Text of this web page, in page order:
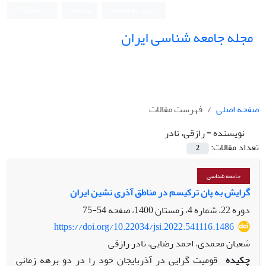
مجله جامعه شناسی ایران
صفحه اصلی
فهرست مقالات
نویسنده =رازقی، نادر
تعداد مقالات:
2
جامعه شناسی
گرایش به پان ترکیسم در مناطق آذری نشین ایران
دوره 22، شماره 4، زمستان 1400، صفحه
54-75
https://doi.org/10.22034/jsi.2022.541116.1486
شعبان محمدی، احمد رضایی، نادر رازقی
چکیده قومیت گرایی در آذربایجان خود را در دو برهه زمانی